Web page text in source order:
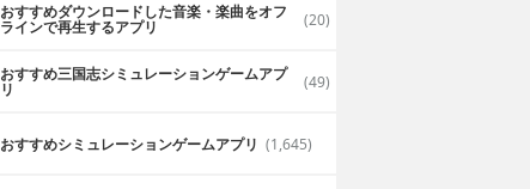
おすすめダウンロードした音楽・楽曲をオフ
ラインで再生するアプリ (20)
おすすめ三国志シミュレーションゲームアプ
リ (49)
おすすめシミュレーションゲームアプリ (1,645)